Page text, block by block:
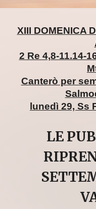
XIII DOMENICA
2 Re 4,8-11.14-
Canterò per
lunedì 29, Ss
LE